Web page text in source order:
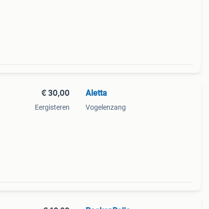
€ 30,00
Eergisteren
Aletta
Vogelenzang